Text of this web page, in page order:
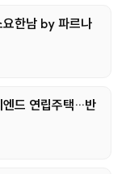
요한남 by 파르나
엔드 연립주택…반